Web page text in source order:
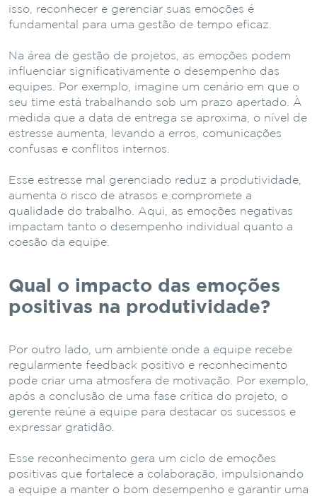
isso, reconhecer e gerenciar suas emoções é
fundamental para uma gestão de tempo eficaz.
Na área de gestão de projetos, as emoções podem
influenciar significativamente o desempenho das
equipes. Por exemplo, imagine um cenário em que o
seu time está trabalhando sob um prazo apertado. À
medida que a data de entrega se aproxima, o nível de
estresse aumenta, levando a erros, comunicações
confusas e conflitos internos.
Esse estresse mal gerenciado reduz a produtividade,
aumenta o risco de atrasos e compromete a
qualidade do trabalho. Aqui, as emoções negativas
impactam tanto o desempenho individual quanto a
coesão da equipe.
Qual o impacto das emoções
positivas na produtividade?
Por outro lado, um ambiente onde a equipe recebe
regularmente feedback positivo e reconhecimento
pode criar uma atmosfera de motivação. Por exemplo,
após a conclusão de uma fase crítica do projeto, o
gerente reúne a equipe para destacar os sucessos e
expressar gratidão.
Esse reconhecimento gera um ciclo de emoções
positivas que fortalece a colaboração, impulsionando
a equipe a manter o bom desempenho e garantir uma